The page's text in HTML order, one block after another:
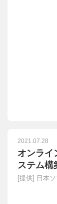
2021.07.28
オンライ
ステム構
[提供] 日本